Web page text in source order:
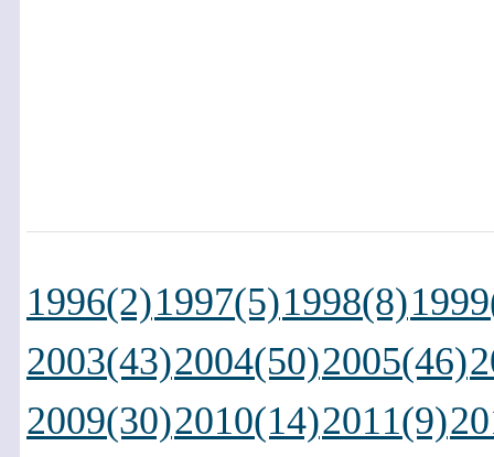
1996(2)1997(5)1998(8)
2003(43)2004(50)2005(46)
2009(30)2010(14)2011(9)